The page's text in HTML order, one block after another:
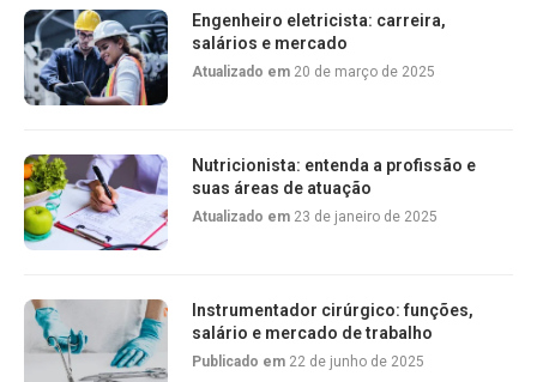
Engenheiro eletricista: carreira,
salários e mercado
Atualizado em 20 de março de 2025
Nutricionista: entenda a profissão e
suas áreas de atuação
Atualizado em 23 de janeiro de 2025
Instrumentador cirúrgico: funções,
salário e mercado de trabalho
Publicado em 22 de junho de 2025